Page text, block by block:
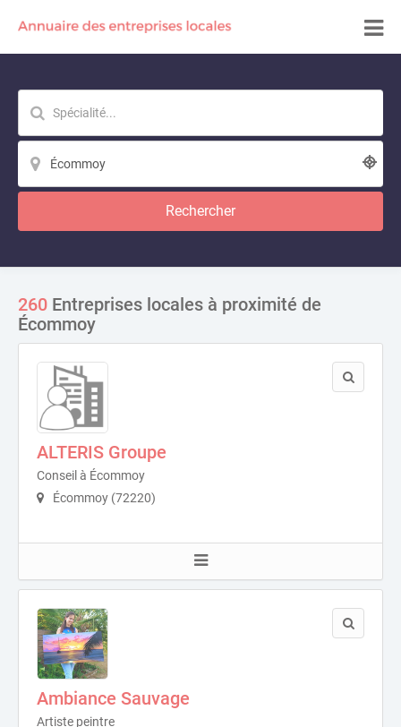
Rechercher
260 Entreprises locales à proximité de
Écommoy
ALTERIS Groupe
Conseil à Écommoy
Écommoy (72220)
Ambiance Sauvage
Artiste peintre